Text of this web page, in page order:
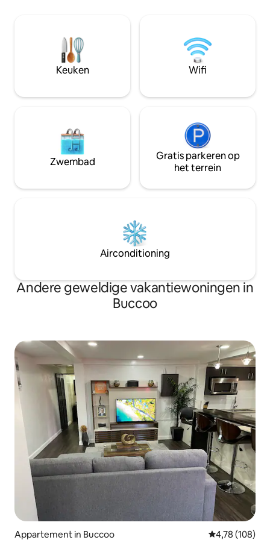
minuten van de
alleen directe
reserveringen
persoon die de
verblijven**
Keuken Wifi
Zwembad
Gratis parkeren op
het terrein
Airconditioning
Andere geweldige vakantiewoningen in
Buccoo
Appartement in Buccoo Gemiddelde
4,78 (108)